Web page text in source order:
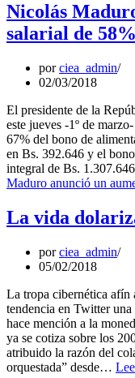
Nicolás
salarial de 58%
porciea_admin
02/03/2018
El presidente de la
este jueves -1º de
67% del bono de
en Bs. 392.646 y el
integral de Bs.
Maduro anunció un
La vida
porciea_admin
05/02/2018
La tropa cibernética afín
tendencia en Twitter
hace mención a la
ya se cotiza sobre los
atribuido la razón del
orquestada” desde…